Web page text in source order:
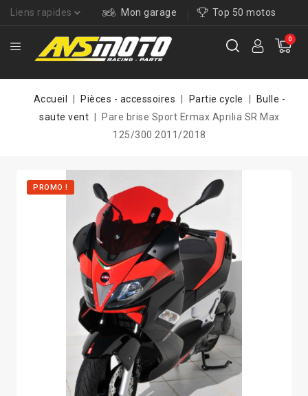
Liens rapides Mon garage Top 50 motos
0
Accueil Pièces - accessoires Partie cycle
Bulle -
saute vent
Pare brise Sport Ermax Aprilia SR Max
125/300 2011/2018
PROMO !